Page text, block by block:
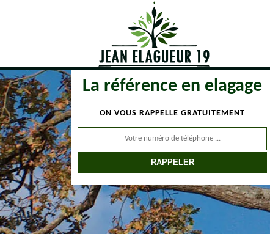
La référence en elagage
ON VOUS RAPPELLE GRATUITEMENT